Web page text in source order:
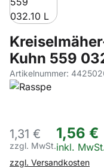
Kuhn 559
Artikelnummer: 442502
1,31 €
zzgl. MwSt.
1,56 €
inkl.
zzgl. Versandkosten